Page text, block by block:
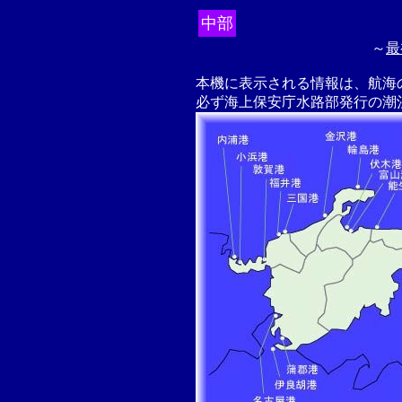
中部
～
本機に表示される情報は、航
必ず海上保安庁水路部発行の